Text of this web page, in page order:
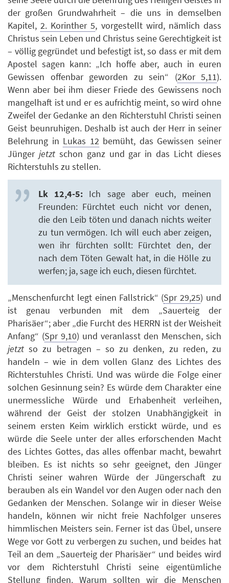
der großen Grundwahrheit – die uns in demselben
Kapitel,2. Korinther 5, vorgestellt wird, nämlich dass
Christus sein Leben und Christus seine Gerechtigkeit ist
– völlig gegründet und befestigt ist, so dass er mit dem
Apostel sagen kann: „Ich hoffe aber, auch in euren
Gewissen offenbar geworden zu sein“ (2Kor 5,11).
Wenn aber bei ihm dieser Friede des Gewissens noch
mangelhaft ist und er es aufrichtig meint, so wird ohne
Zweifel der Gedanke an den Richterstuhl Christi seinen
Geist beunruhigen. Deshalb ist auch der Herr in seiner
Belehrung in Lukas 12bemüht, das Gewissen seiner
Jünger jetztschon ganz und gar in das Licht dieses
Richterstuhls zu stellen.
Lk 12,4-5: Ich sage aber euch, meinen
Freunden: Fürchtet euch nicht vor denen,
die den Leib töten und danach nichts weiter
zu tun vermögen. Ich will euch aber zeigen,
wen ihr fürchten sollt: Fürchtet den, der
nach dem Töten Gewalt hat, in die Hölle zu
werfen; ja, sage ich euch, diesen fürchtet.
„Menschenfurcht legt einen Fallstrick“ (Spr 29,25) und
ist genau verbunden mit dem „Sauerteig der
Pharisäer“; aber „die Furcht des HERRN ist der Weisheit
Anfang“ (Spr 9,10) und veranlasst den Menschen, sich
jetzt so zu betragen – so zu denken, zu reden, zu
handeln – wie in dem vollen Glanz des Lichtes des
Richterstuhles Christi. Und was würde die Folge einer
solchen Gesinnung sein? Es würde dem Charakter eine
unermessliche Würde und Erhabenheit verleihen,
während der Geist der stolzen Unabhängigkeit in
seinem ersten Keim wirklich erstickt würde, und es
würde die Seele unter der alles erforschenden Macht
des Lichtes Gottes, das alles offenbar macht, bewahrt
bleiben. Es ist nichts so sehr geeignet, den Jünger
Christi seiner wahren Würde der Jüngerschaft zu
berauben als ein Wandel vor den Augen oder nach den
Gedanken der Menschen. Solange wir in dieser Weise
handeln, können wir nicht freie Nachfolger unseres
himmlischen Meisters sein. Ferner ist das Übel, unsere
Wege vor Gott zu verbergen zu suchen, und beides hat
Teil an dem „Sauerteig der Pharisäer“ und beides wird
vor dem Richterstuhl Christi seine eigentümliche
Stellung finden. Warum sollten wir die Menschen